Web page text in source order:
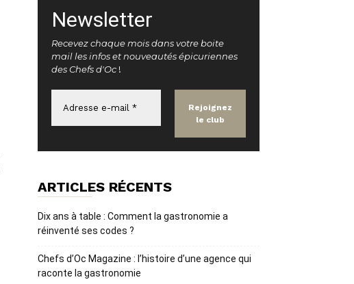
Newsletter
Recevez chaque mois dans votre boite
mail les infos et nouveautés épicuriennes
des Chefs d'Oc !
ARTICLES RÉCENTS
Dix ans à table : Comment la gastronomie a
réinventé ses codes ?
Chefs d’Oc Magazine : l’histoire d’une agence qui
raconte la gastronomie